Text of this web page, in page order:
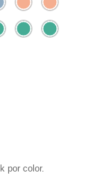
por color.